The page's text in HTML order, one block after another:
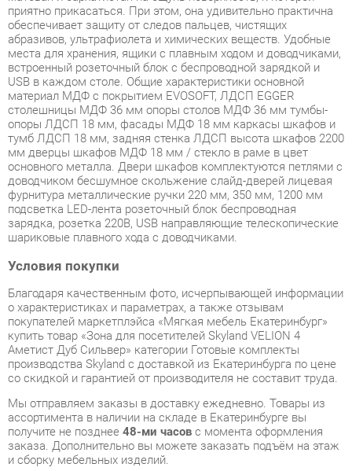
встроенный розеточный блок с беспроводной зарядкой и
USB в каждом столе. Общие характеристики основной
материал МДФ с покрытием EVOSOFT, ЛДСП EGGER
столешницы МДФ 36 мм опоры столов МДФ 36 мм тумбы-
опоры ЛДСП 18 мм, фасады МДФ 18 мм каркасы шкафов и
тумб ЛДСП 18 мм, задняя стенка ЛДСП высота шкафов 2200
мм дверцы шкафов МДФ 18 мм / стекло в раме в цвет
основного металла. Двери шкафов комплектуются петлями с
доводчиком бесшумное скольжение слайд-дверей лицевая
фурнитура металлические ручки 220 мм, 350 мм, 1200 мм
подсветка LED-лента розеточный блок беспроводная
зарядка, розетка 220В, USB направляющие телескопические
шариковые плавного хода с доводчиками.
Условия покупки
Благодаря качественным фото, исчерпывающей информации
о характеристиках и параметрах, а также отзывам
купить товар «Зона для посетителей Skyland VELION 4
производства Skyland с доставкой из Екатеринбурга по цене
со скидкой и гарантией от производителя не составит труда.
Мы отправляем заказы в доставку ежедневно. Товары из
ассортимента в наличии на складе в Екатеринбурге вы
получите не позднее48-ми часовс момента оформления
заказа. Дополнительно вы можете заказать подъём на этаж
и сборку мебельных изделий.
Срок доставки в другие регионы, и для товаров, находящихся
на складах производителей, рассчитывается индивидуально.
Уточнить наличие, срок и стоимость доставки вы можете
через формуобратной связи.